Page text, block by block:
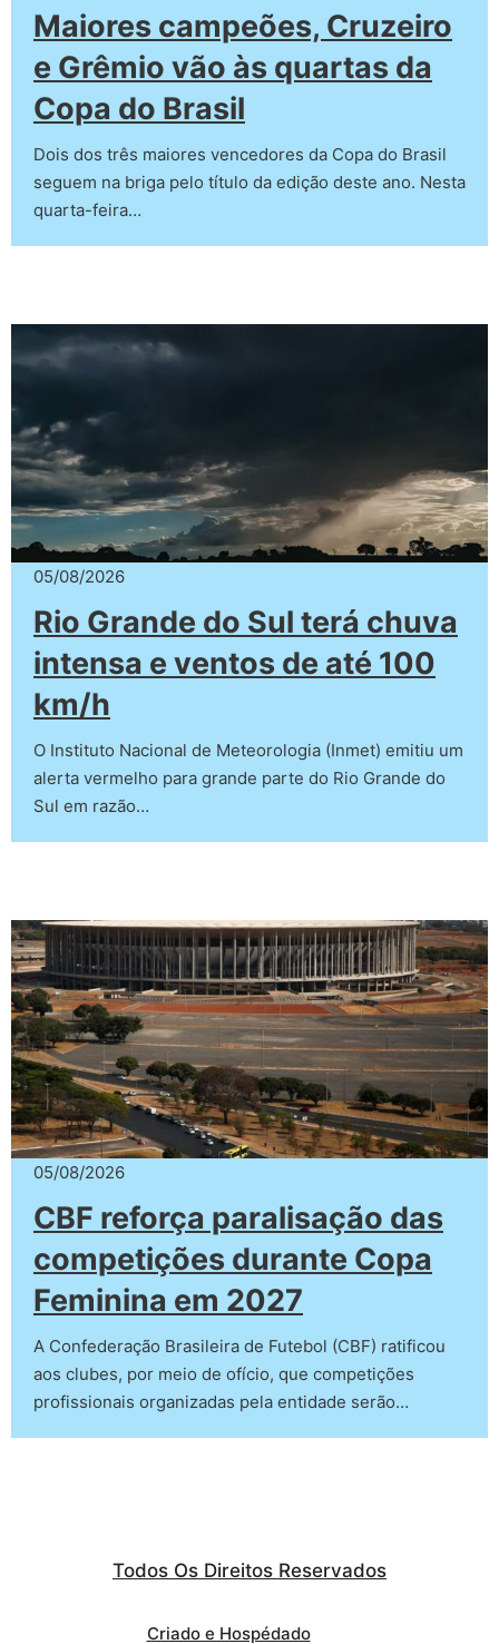
Maiores campeões, Cruzeiro
e Grêmio vão às quartas da
Copa do Brasil
Dois dos três maiores vencedores da Copa do Brasil
seguem na briga pelo título da edição deste ano. Nesta
quarta-feira…
05/08/2026
Rio Grande do Sul terá chuva
intensa e ventos de até 100
km/h
O Instituto Nacional de Meteorologia (Inmet) emitiu um
alerta vermelho para grande parte do Rio Grande do
Sul em razão…
05/08/2026
CBF reforça paralisação das
competições durante Copa
Feminina em 2027
A Confederação Brasileira de Futebol (CBF) ratificou
aos clubes, por meio de ofício, que competições
profissionais organizadas pela entidade serão…
Todos Os Direitos Reservados
Criado e Hospédado